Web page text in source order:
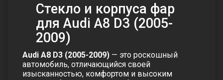
Стекло и корпуса фар
для Audi A8 D3 (2005-
2009)
Audi A8 D3 (2005-2009) — это роскошный
автомобиль, отличающийся своей
изысканностью, комфортом и высоким